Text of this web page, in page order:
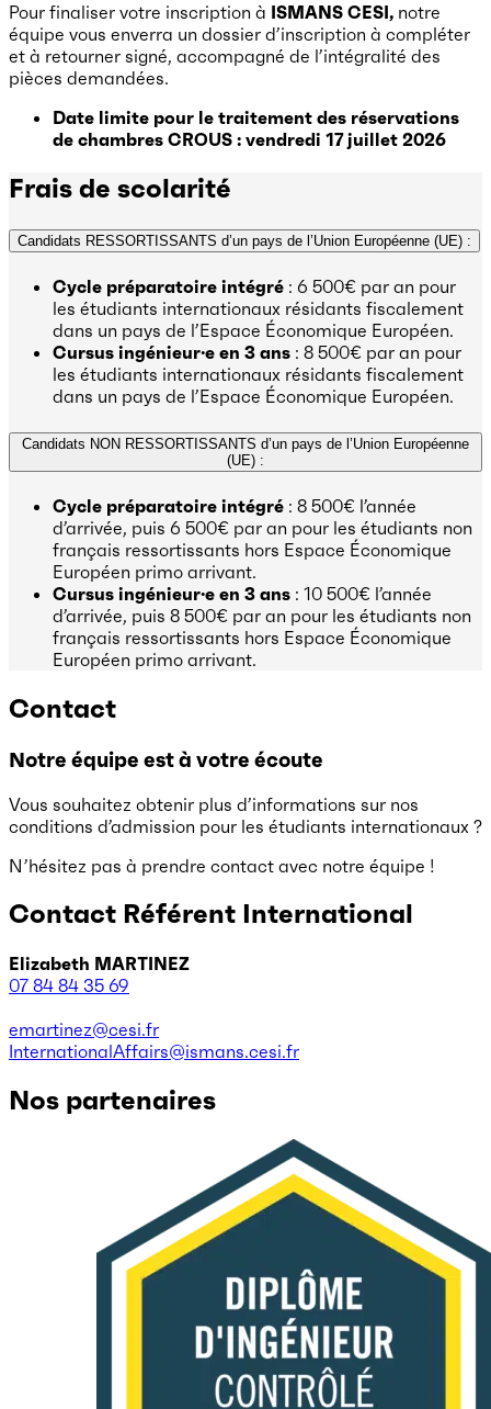
Pour finaliser votre inscription à ISMANS CESI, notre
équipe vous enverra un dossier d’inscription à compléter
et à retourner signé, accompagné de l’intégralité des
pièces demandées.
Date limite pour le traitement des réservations
de chambres CROUS : vendredi 17 juillet 2026
Frais de scolarité
Candidats RESSORTISSANTS d’un pays de l’Union Européenne (UE) :
Cycle préparatoire intégré : 6 500€ par an pour
les étudiants internationaux résidants fiscalement
dans un pays de l’Espace Économique Européen.
Cursus ingénieur·e en 3 ans : 8 500€ par an pour
les étudiants internationaux résidants fiscalement
dans un pays de l’Espace Économique Européen.
Candidats NON RESSORTISSANTS d’un pays de l’Union Européenne
(UE) :
Cycle préparatoire intégré : 8 500€ l’année
d’arrivée, puis 6 500€ par an pour les étudiants non
français ressortissants hors Espace Économique
Européen primo arrivant.
Cursus ingénieur·e en 3 ans : 10 500€ l’année
d’arrivée, puis 8 500€ par an pour les étudiants non
français ressortissants hors Espace Économique
Européen primo arrivant.
Contact
Notre équipe est à votre écoute
Vous souhaitez obtenir plus d’informations sur nos
conditions d’admission pour les étudiants internationaux ?
N’hésitez pas à prendre contact avec notre équipe !
Contact Référent International
Elizabeth MARTINEZ
07 84 84 35 69
emartinez@cesi.fr
InternationalAffairs@ismans.cesi.fr
Nos partenaires